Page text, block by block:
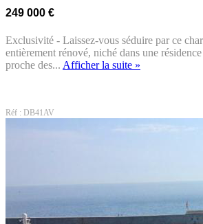
249 000 €
Exclusivité - Laissez-vous séduire par ce
entièrement rénové, niché dans une
proche des... Afficher la suite »
Réf : DB41AV